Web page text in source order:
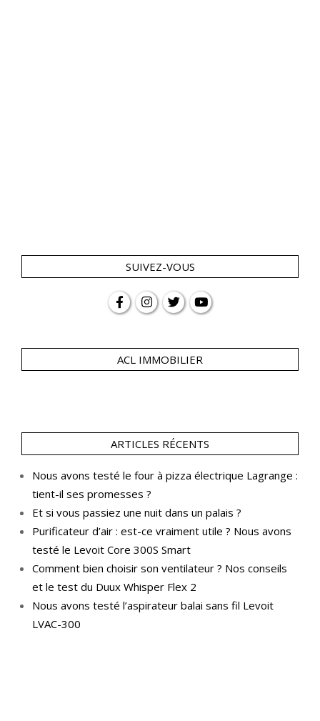
SUIVEZ-VOUS
ACL IMMOBILIER
ARTICLES RÉCENTS
Nous avons testé le four à pizza électrique Lagrange :
tient-il ses promesses ?
Et si vous passiez une nuit dans un palais ?
Purificateur d’air : est-ce vraiment utile ? Nous avons
testé le Levoit Core 300S Smart
Comment bien choisir son ventilateur ? Nos conseils
et le test du Duux Whisper Flex 2
Nous avons testé l’aspirateur balai sans fil Levoit
LVAC-300